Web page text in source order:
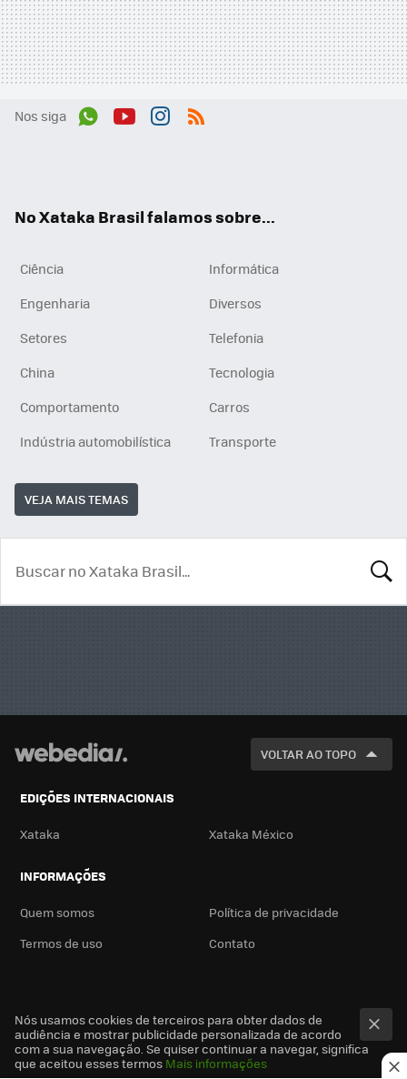
Nos siga
No Xataka Brasil falamos sobre...
Ciência
Informática
Engenharia
Diversos
Setores
Telefonia
China
Tecnologia
Comportamento
Carros
Indústria automobilística
Transporte
VEJA MAIS TEMAS
VOLTAR AO TOPO
EDIÇÕES INTERNACIONAIS
Xataka Xataka México
INFORMAÇÕES
Quem somos
Política de privacidade
Termos de uso
Contato
Nós usamos cookies de terceiros para obter dados de
audiência e mostrar publicidade personalizada de acordo
com a sua navegação. Se quiser continuar a navegar, significa
que aceitou esses termos Mais informações